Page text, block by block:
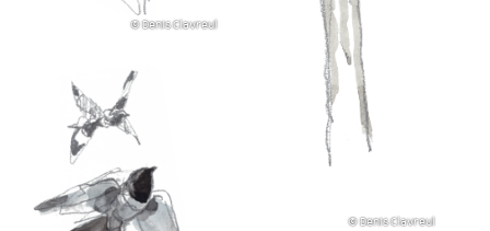
© Denis Clavreul
© Denis Clavreul